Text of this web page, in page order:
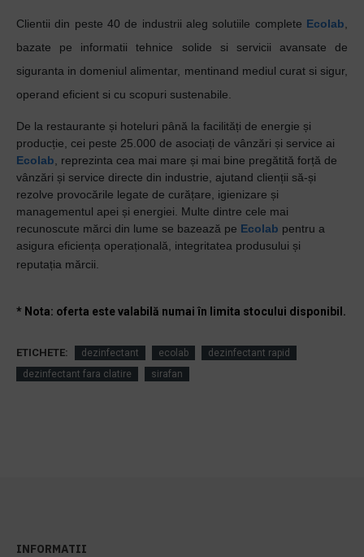
Clientii din peste 40 de industrii aleg solutiile complete Ecolab
bazate pe informatii tehnice solide si servicii avansate de
siguranta in domeniul alimentar, mentinand mediul curat si sigur,
operand eficient si cu scopuri sustenabile.
De la restaurante și hoteluri până la facilități de energie și
producție, cei peste 25.000 de asociați de vânzări și service ai
Ecolab , reprezinta cea mai mare și mai bine pregătită forță de
vânzări și service directe din industrie, ajutand clienții să-și
rezolve provocările legate de curățare, igienizare și
managementul apei și energiei. Multe dintre cele mai
recunoscute mărci din lume se bazează pe Ecolab pentru a
asigura eficiența operațională, integritatea produsului și
reputația mărcii.
* Nota: oferta este valabilă numai în limita stocului disponibil.
ETICHETE: dezinfectant ecolab
dezinfectant rapid
dezinfectant fara clatire
sirafan
INFORMATII